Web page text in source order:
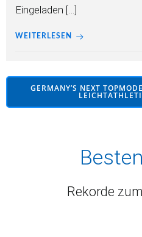
Eingeladen […]
WEITERLESEN
GERMANY’S NEXT
Rekorde